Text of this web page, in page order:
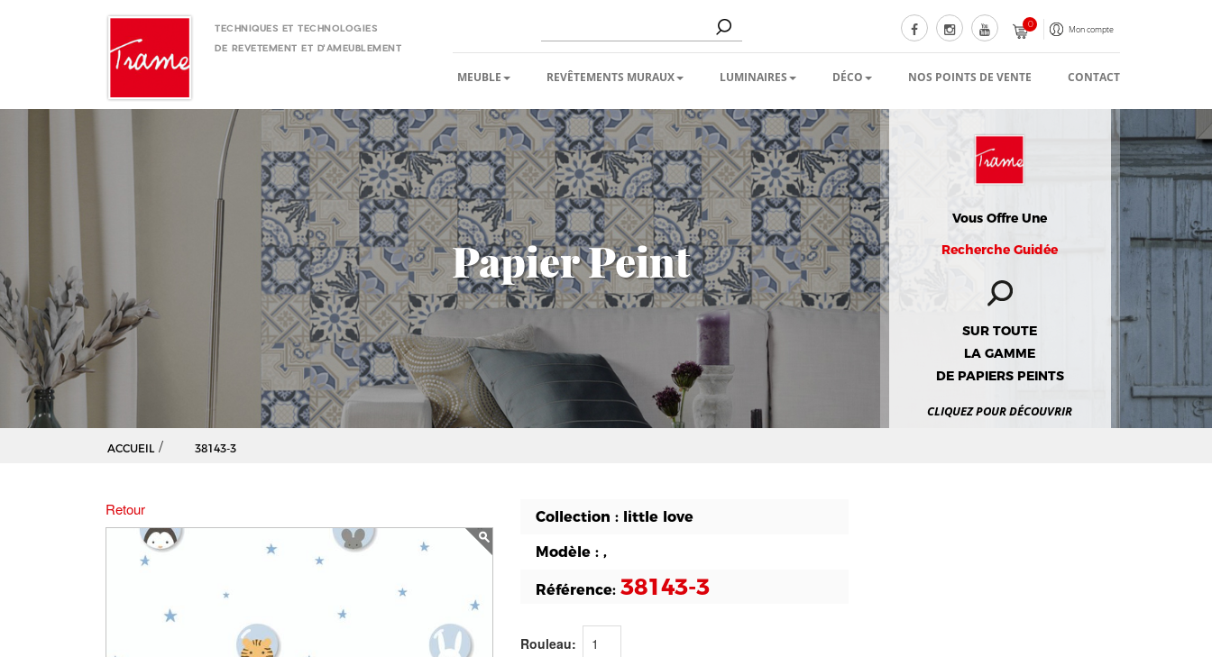
TECHNIQUES ET TECHNOLOGIES
DE REVETEMENT ET D'AMEUBLEMENT
0 Mon compte
MEUBLE REVÊTEMENTS MURAUX LUMINAIRES DÉCO NOS POINTS DE VENTE CONTACT
Papier Peint
Vous Offre Une
Recherche Guidée
SUR TOUTE
LA GAMME
DE PAPIERS PEINTS
CLIQUEZ POUR DÉCOUVRIR
ACCUEIL / 38143-3
Retour Collection : little love
Modèle : ,
Référence: 38143-3
Rouleau: